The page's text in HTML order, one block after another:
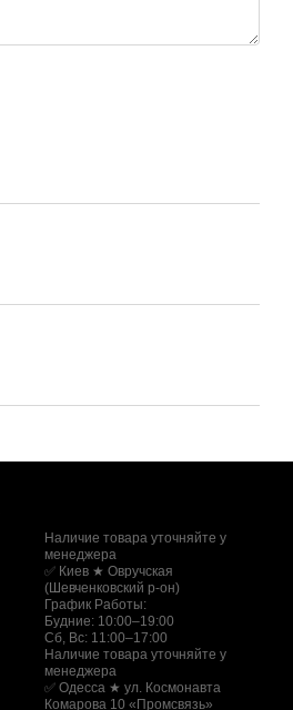
Наличие товара уточняйте у
менеджера
✅ Киев ★ Овручская
(Шевченковский р-он)
График Работы:
Будние: 10:00–19:00
Сб, Вс: 11:00–17:00
Наличие товара уточняйте у
менеджера
✅ Одесса ★ ул. Космонавта
Комарова 10 «Промсвязь»